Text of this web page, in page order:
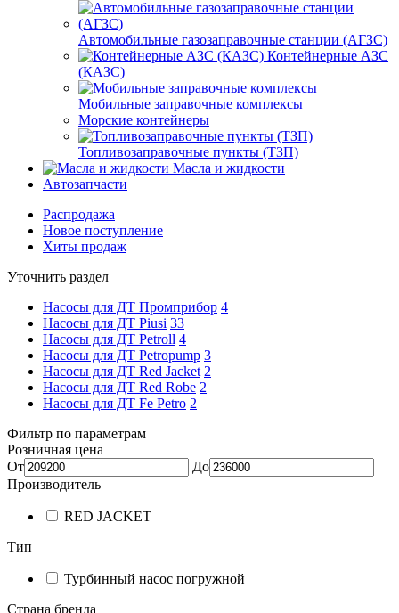
Автомобильные газозаправочные станции (АГЗС)
Контейнерные АЗС
(КАЗС)
Мобильные заправочные комплексы
Морские контейнеры
Топливозаправочные пункты (ТЗП)
Масла и жидкости
Автозапчасти
Распродажа
Новое поступление
Хиты продаж
Уточнить раздел
Насосы для ДТ Промприбор 4
Насосы для ДТ Piusi 33
Насосы для ДТ Petroll 4
Насосы для ДТ Petropump 3
Насосы для ДТ Red Jacket 2
Насосы для ДТ Red Robe 2
Насосы для ДТ Fe Petro 2
Фильтр по параметрам
Розничная цена
От
До
Производитель
RED JACKET
Тип
Турбинный насос погружной
Страна бренда